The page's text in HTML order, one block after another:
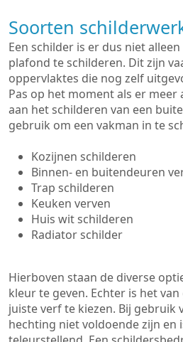
Soorten
Een schilder is er dus niet
plafond te schilderen. Dit zijn
oppervlaktes die nog zelf
Pas op het moment als er meer
aan het schilderen van een
gebruik om een vakman in te
Kozijnen schilderen
Binnen- en buitendeuren
Trap schilderen
Keuken verven
Huis wit schilderen
Radiator schilder
Hierboven staan de diverse
kleur te geven. Echter is het
juiste verf te kiezen. Bij gebruik
hechting niet voldoende zijn en